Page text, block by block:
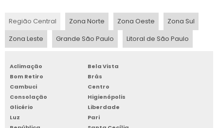
materiais, como os produtos químicos; ou
com a gestão informatizada que melhora de
maneira exponencial a condução daquele
SEGUIR AS REGRAS:
CONDUÇÃO INTELIGENTE
OFERECE MAIOR
SEGURANÇA À SAÚDE DA
BOX DE ARMAZENAGEM
BOX GUARDA TUDO
BOX PARA ALUGAR
BOX PARA GUARDAR
Região Central Zona Norte Zona Oeste
Zona Sul
Zona Leste
Grande São Paulo Litoral de São Paulo
Aclimação
Bela Vista
Bom Retiro
Brás
Cambuci
Centro
Consolação
Higienópolis
Glicério
Liberdade
Luz
Pari